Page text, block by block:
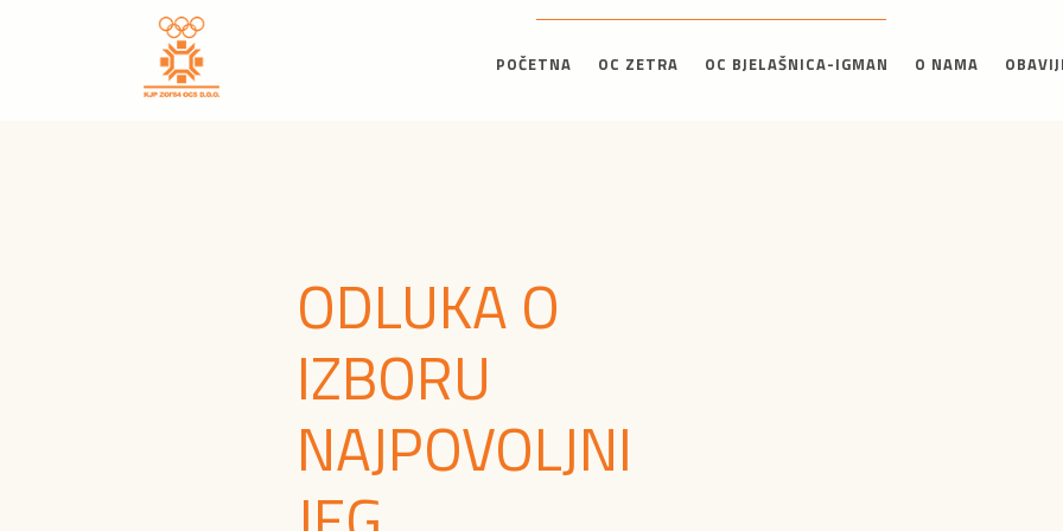
POČETNA OC ZETRA OC BJELAŠNICA-IGMAN O NAMA
ODLUKA O
IZBORU
NAJPOVOLJNI